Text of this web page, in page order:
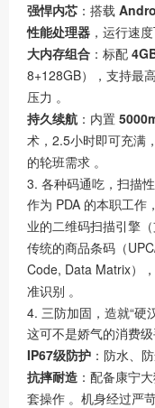
强悍内芯 ：搭载
性能处理器 ，运行速度
大内存组合 ：标配
8+128GB），支持最
压力 。
持久续航 ：内置
术，2.5小时即可充满
的轮班需求 。
3. 各种码通吃，扫描
作为 PDA 的本职工作
业的二维码扫描引擎
传统的商品条码（
Code, Data Matrix）
准识别 。
4. 三防加固，造就“硬
这可不是娇气的消费
IP67级防护 ：防水、
抗摔耐造 ：配备康宁
套操作 。机身经过严